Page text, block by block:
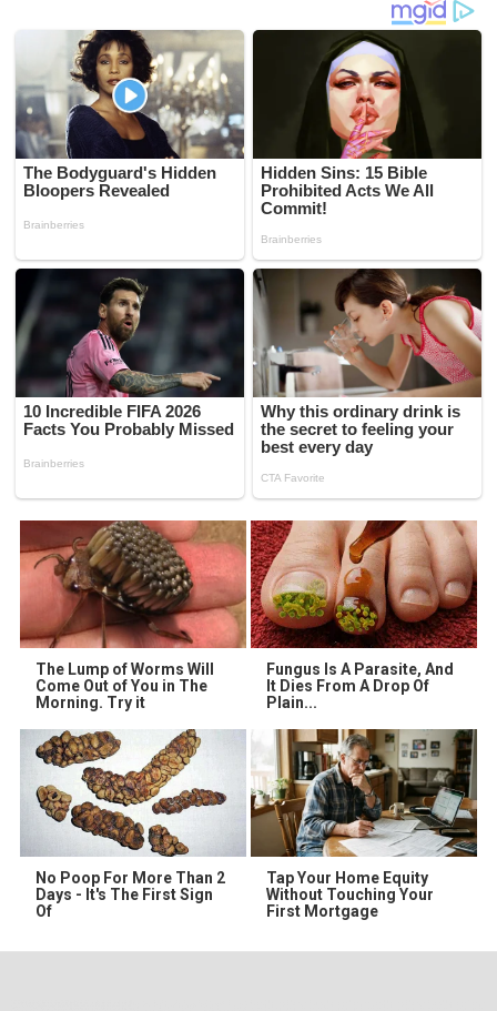
The Lump of Worms Will
Come Out of You in The
Morning. Try it
Fungus Is A Parasite, And
It Dies From A Drop Of
Plain...
No Poop For More Than 2
Days - It's The First Sign
Of
Tap Your Home Equity
Without Touching Your
First Mortgage